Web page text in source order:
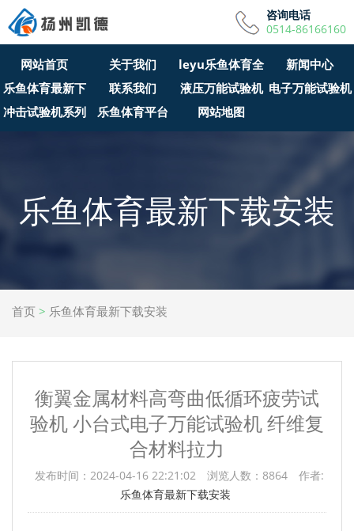
咨询电话
0514-86166160
网站首页 关于我们
leyu乐鱼体育全
站APP
新闻中心
乐鱼体育最新下
载安装
联系我们 液压万能试验机 电子万能试验机
冲击试验机系列
乐鱼体育平台 网站地图
乐鱼体育最新下载安装
首页 > 乐鱼体育最新下载安装
衡翼金属材料高弯曲低循环疲劳试
验机 小台式电子万能试验机 纤维复
合材料拉力
发布时间：2024-04-16 22:21:02 浏览人数： 8864
作者:
乐鱼体育最新下载安装